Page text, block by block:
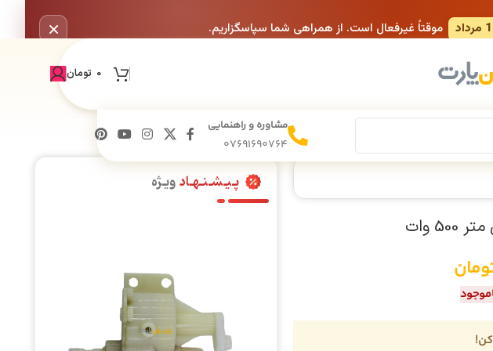
موقتاً غیرفعال است. از همراهی شما سپاسگزاریم. ×
0 تومان
مشاوره و راهنمایی
07691690764
کن!
پـیـشـنـهـادویـژه